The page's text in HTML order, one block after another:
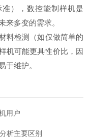
准），数控能制样机是
来多变的需求。
料检测 （如仅做简单的
机可能更具性价比 ， 因
于维护。
用户
析主要区别